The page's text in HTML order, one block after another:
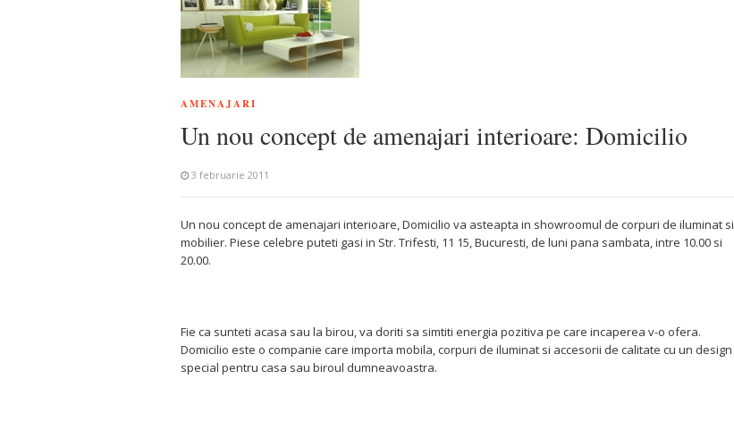
AMENAJARI
Un nou concept de amenajari interioare: Domicilio
3 februarie 2011
Un nou concept de amenajari interioare, Domicilio va asteapta in showroomul de corpuri de iluminat si
mobilier. Piese celebre puteti gasi in Str. Trifesti, 11 15, Bucuresti, de luni pana sambata, intre 10.00 si
20.00.
Fie ca sunteti acasa sau la birou, va doriti sa simtiti energia pozitiva pe care incaperea v-o ofera.
Domicilio este o companie care importa mobila, corpuri de iluminat si accesorii de calitate cu un design
special pentru casa sau biroul dumneavoastra.